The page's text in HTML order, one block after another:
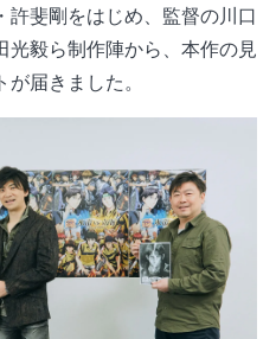
斐剛をはじめ、監督の川口
光毅ら制作陣から、本作の見
届きました。